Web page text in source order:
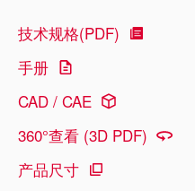
技术规格(PDF)
手册
CAD / CAE
360°查看 (3D PDF)
产品尺寸